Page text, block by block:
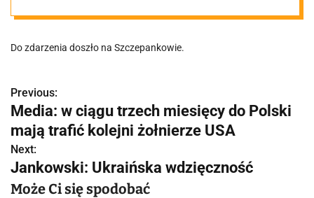
Mieszkaniec
ostrzega
Do zdarzenia doszło na Szczepankowie.
N
a
w
i
Previous:
Media: w ciągu trzech miesięcy do Polski
mają trafić kolejni żołnierze USA
Next:
Jankowski: Ukraińska wdzięczność
Może Ci się spodobać